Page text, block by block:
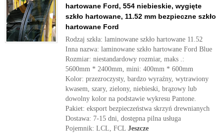
hartowane Ford, 554 niebieskie, wygięte
szkło hartowane, 11.52 mm bezpieczne szkło
hartowane Ford
Rodzaj szkła: laminowane szkło hartowane 11.52
Inna nazwa: laminowane szkło hartowane Ford Blue
Rozmiar: niestandardowy rozmiar, maks .:
5600mm * 2400mm, mini: 400mm * 600mm
Kolor: przezroczysty, bardzo wyraźny, wytrawiony
kwasem, szary, zielony, niebieski, brązowy lub
dowolny kolor na podstawie wykresu Pantone.
Pakiet: eksport bezpieczeństwa skrzyń drewnianych
Dostawa: 7-15 dni, dostępna pilna usługa
Pojemnik: LCL, FCL Jeszcze